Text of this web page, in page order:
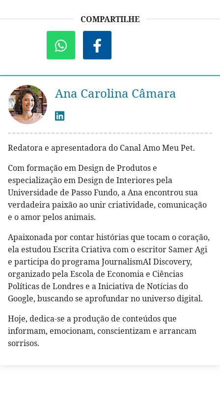
COMPARTILHE
Ana Carolina Câmara
Redatora e apresentadora do Canal Amo Meu Pet.
Com formação em Design de Produtos e
especialização em Design de Interiores pela
Universidade de Passo Fundo, a Ana encontrou sua
verdadeira paixão ao unir criatividade, comunicação
e o amor pelos animais.
Apaixonada por contar histórias que tocam o coração,
ela estudou Escrita Criativa com o escritor Samer Agi
e participa do programa JournalismAI Discovery,
organizado pela Escola de Economia e Ciências
Políticas de Londres e a Iniciativa de Notícias do
Google, buscando se aprofundar no universo digital.
Hoje, dedica-se a produção de conteúdos que
informam, emocionam, conscientizam e arrancam
sorrisos.